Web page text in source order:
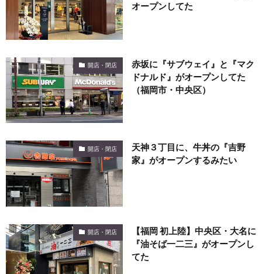
オープンしてた
開店・閉店
赤坂に『サブウェイ』と『マク
ドナルド』がオープンしてた
（福岡市・中央区）
開店・閉店
天神３丁目に、牛丼の『吉野
家』がオープンするみたい
開店・閉店
【福岡 初上陸】中央区・大名に
『油そば一二三』がオープンし
てた